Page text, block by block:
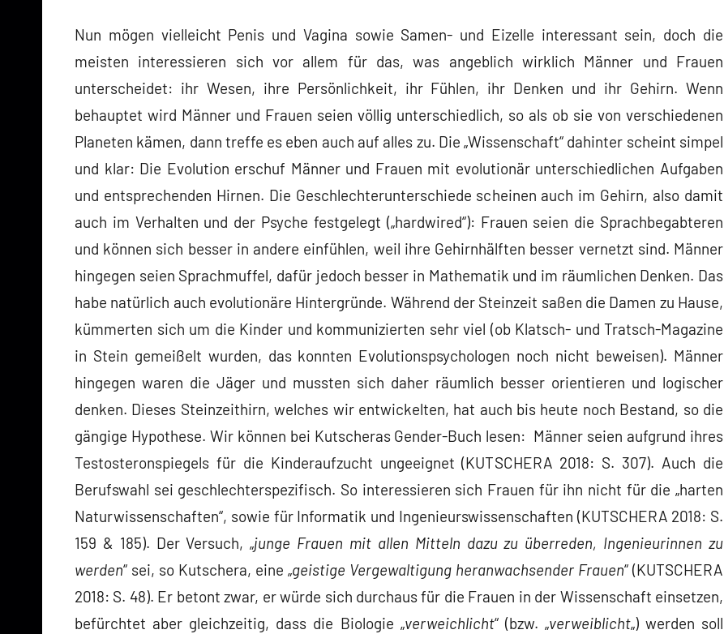
Nun mögen vielleicht Penis und Vagina sowie Samen- und Eizelle interessant sein, doch die
meisten interessieren sich vor allem für das, was angeblich wirklich Männer und Frauen
unterscheidet: ihr Wesen, ihre Persönlichkeit, ihr Fühlen, ihr Denken und ihr Gehirn. Wenn
behauptet wird Männer und Frauen seien völlig unterschiedlich, so als ob sie von verschiedenen
Planeten kämen, dann treffe es eben auch auf alles zu. Die „Wissenschaft“ dahinter scheint simpel
und klar: Die Evolution erschuf Männer und Frauen mit evolutionär unterschiedlichen Aufgaben
und entsprechenden Hirnen. Die Geschlechterunterschiede scheinen auch im Gehirn, also damit
auch im Verhalten und der Psyche festgelegt („hardwired“): Frauen seien die Sprachbegabteren
und können sich besser in andere einfühlen, weil ihre Gehirnhälften besser vernetzt sind. Männer
hingegen seien Sprachmuffel, dafür jedoch besser in Mathematik und im räumlichen Denken. Das
habe natürlich auch evolutionäre Hintergründe. Während der Steinzeit saßen die Damen zu Hause,
kümmerten sich um die Kinder und kommunizierten sehr viel (ob Klatsch- und Tratsch-Magazine
in Stein gemeißelt wurden, das konnten Evolutionspsychologen noch nicht beweisen). Männer
hingegen waren die Jäger und mussten sich daher räumlich besser orientieren und logischer
denken. Dieses Steinzeithirn, welches wir entwickelten, hat auch bis heute noch Bestand, so die
gängige Hypothese. Wir können bei Kutscheras Gender-Buch lesen: Männer seien aufgrund ihres
Testosteronspiegels für die Kinderaufzucht ungeeignet (KUTSCHERA 2018: S. 307). Auch die
Berufswahl sei geschlechterspezifisch. So interessieren sich Frauen für ihn nicht für die „harten
Naturwissenschaften“, sowie für Informatik und Ingenieurswissenschaften (KUTSCHERA 2018: S.
159 & 185). Der Versuch, „junge Frauen mit allen Mitteln dazu zu überreden, Ingenieurinnen zu
werden“ sei, so Kutschera, eine „geistige Vergewaltigung heranwachsender Frauen“ (KUTSCHERA
2018: S. 48). Er betont zwar, er würde sich durchaus für die Frauen in der Wissenschaft einsetzen,
befürchtet aber gleichzeitig, dass die Biologie „verweichlicht“ (bzw. „verweiblicht„) werden soll